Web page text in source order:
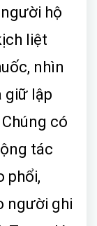
hộ
liệt
nhìn
giữ lập
có
tác
phổi,
người ghi